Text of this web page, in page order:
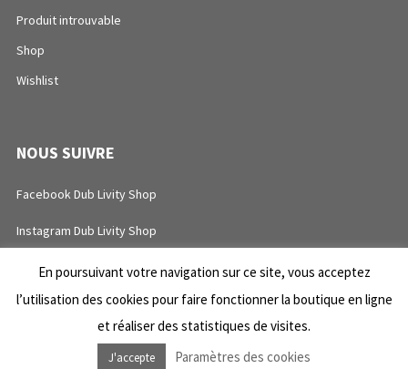
Produit introuvable
Shop
Wishlist
NOUS SUIVRE
Facebook Dub Livity Shop
Instagram Dub Livity Shop
Facebook Dub Livity Sound System
Instagram Dub Livity Sound System
En poursuivant votre navigation sur ce site, vous acceptez
l’utilisation des cookies pour faire fonctionner la boutique en ligne
et réaliser des statistiques de visites.
J'accepte Paramètres des cookies